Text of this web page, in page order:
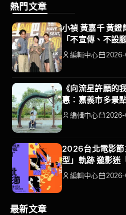
熱門文章
小禎 黃嘉千 黃鐙
「不宣傳、不設
編輯中心
《向流星許願
惠：嘉義市多景
編輯中心
2026台北電影節
型」軌跡 邀影迷
編輯中心
最新文章